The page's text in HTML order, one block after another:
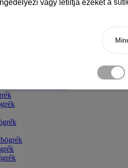
bögre
bögrék
mintás bögrék
bögrék
bögrék
mintás bögrék
vagy letiltja ezeket a